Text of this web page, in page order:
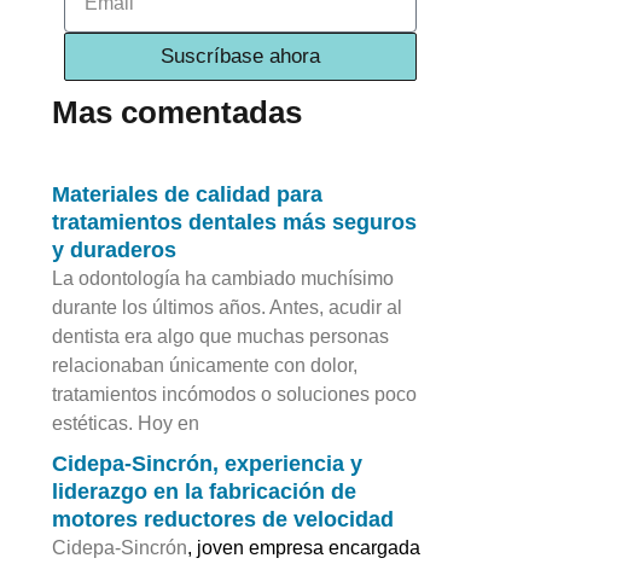
Suscríbase ahora
Mas comentadas
Materiales de calidad para
tratamientos dentales más seguros
y duraderos
La odontología ha cambiado muchísimo
durante los últimos años. Antes, acudir al
dentista era algo que muchas personas
relacionaban únicamente con dolor,
tratamientos incómodos o soluciones poco
estéticas. Hoy en
Cidepa-Sincrón, experiencia y
liderazgo en la fabricación de
motores reductores de velocidad
Cidepa-Sincrón, joven empresa encargada